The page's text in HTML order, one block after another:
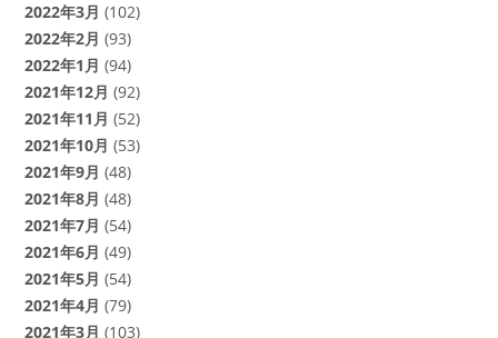
2022年3月 (102)
2022年2月 (93)
2022年1月 (94)
2021年12月 (92)
2021年11月 (52)
2021年10月 (53)
2021年9月 (48)
2021年8月 (48)
2021年7月 (54)
2021年6月 (49)
2021年5月 (54)
2021年4月 (79)
2021年3月 (103)